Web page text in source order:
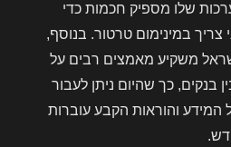
שלו מספיק חכמות כדי
במינימום טרטור. בנוסף,
משקיע מאמצים רבים על
כך שהיום ניתן לעבור
המידע והוראות הקבע עוברות